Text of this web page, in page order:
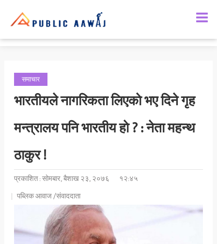
समाचार
भारतीयले नागरिकता लिएकाे भए दिने गृह
मन्त्रालय पनि भारतीय हाे ? : नेता महन्थ
ठाकुर !
प्रकाशित : सोमबार, बैशाख २३, २०७६
१२:४५
पब्लिक आवाज /संवाददाता